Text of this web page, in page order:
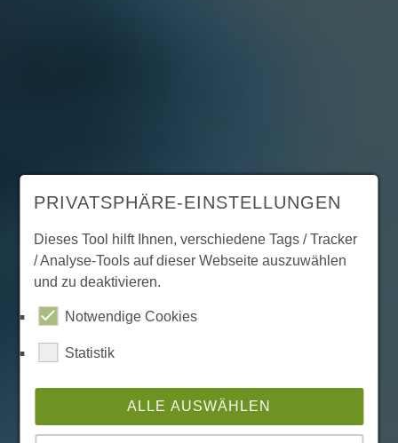
Entdecke deine Möglichkeiten bei einem
Innovationsführer
Werde Teil von
Nabtesco!
PRIVATSPHÄRE-EINSTELLUNGEN
Dieses Tool hilft Ihnen, verschiedene Tags / Tracker
/ Analyse-Tools auf dieser Webseite auszuwählen
und zu deaktivieren.
Notwendige Cookies
Statistik
ALLE AUSWÄHLEN